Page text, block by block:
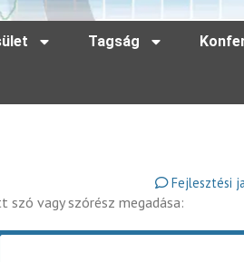
Tagság
Fejlesztési
szó vagy szórész megadása: